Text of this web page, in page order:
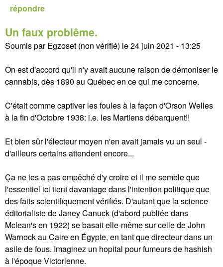
répondre
Un faux problême.
Soumis parEgzoset (non vérifié) le24 juin 2021 - 13:25
On est d'accord qu'il n'y avait aucune raison de démoniser le
cannabis, dès 1890 au Québec en ce qui me concerne.
C'était comme captiver les foules à la façon d'Orson Welles
à la fin d'Octobre 1938: i.e. les Martiens débarquent!!
Et bien sûr l'électeur moyen n'en avait jamais vu un seul -
d'ailleurs certains attendent encore...
Ça ne les a pas empêché d'y croire et il me semble que
l'essentiel ici tient davantage dans l'intention politique que
des faits scientifiquement vérifiés. D'autant que la science
éditorialiste de Janey Canuck (d'abord publiée dans
Mclean's en 1922) se basait elle-même sur celle de John
Warnock au Caire en Égypte, en tant que directeur dans un
asile de fous. Imaginez un hopital pour fumeurs de hashish
à l'époque Victorienne.